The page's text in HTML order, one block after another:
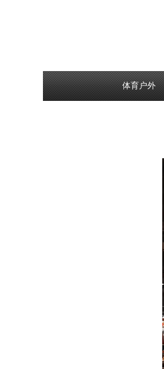
体育户外